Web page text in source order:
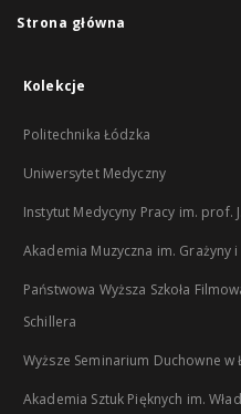
Strona główna
Kolekcje
Politechnika Łódzka
Uniwersytet Medyczny
Instytut Medycyny Pracy im. prof.
Akademia Muzyczna im. Grażyny
Państwowa Wyższa Szkoła
Schillera
Wyższe Seminarium Duchowne w
Akademia Sztuk Pięknych im.